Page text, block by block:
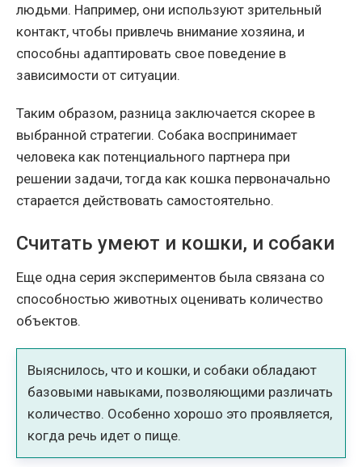
людьми. Например, они используют зрительный
контакт, чтобы привлечь внимание хозяина, и
способны адаптировать свое поведение в
зависимости от ситуации.
Таким образом, разница заключается скорее в
выбранной стратегии. Собака воспринимает
человека как потенциального партнера при
решении задачи, тогда как кошка первоначально
старается действовать самостоятельно.
Считать умеют и кошки, и собаки
Еще одна серия экспериментов была связана со
способностью животных оценивать количество
объектов.
Выяснилось, что и кошки, и собаки обладают
базовыми навыками, позволяющими различать
количество. Особенно хорошо это проявляется,
когда речь идет о пище.